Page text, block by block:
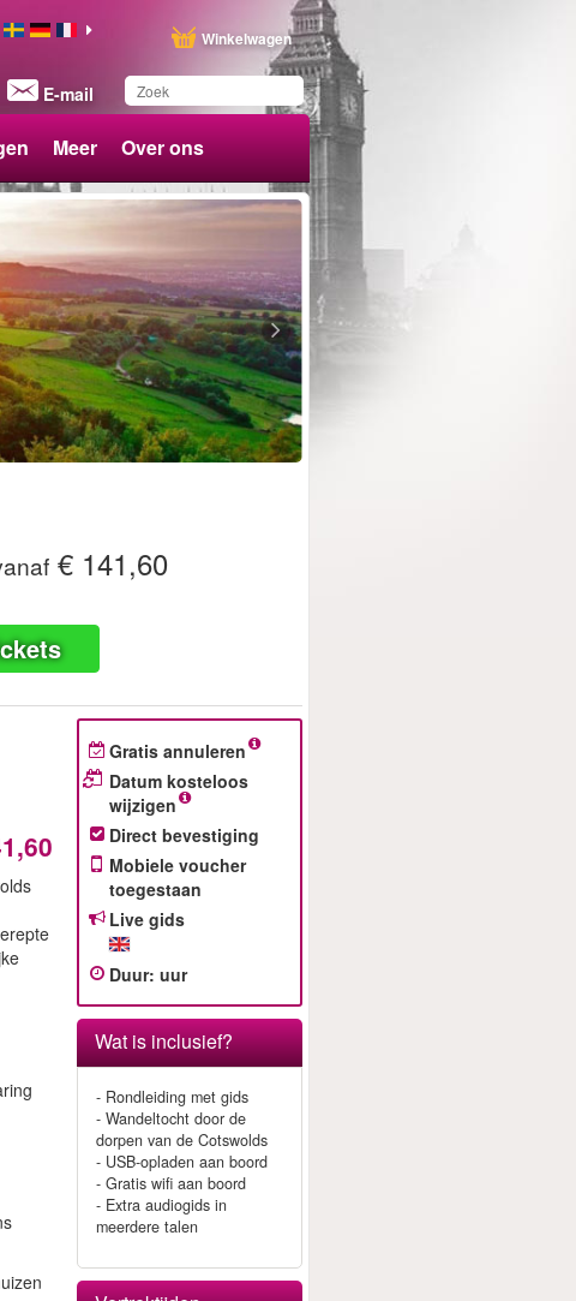
E-mail
Winkelwagen
Meer Over ons
Dit product is
wensenlijst.
€ 141,60
Gratis annuleren
Datum kosteloos
wijzigen
Direct bevestiging
Mobiele voucher
toegestaan
Live gids
Duur: uur
Wat is inclusief?
- Rondleiding met gids
- Wandeltocht door de
dorpen van de Cotswolds
- USB-opladen aan boord
- Gratis wifi aan boord
- Extra audiogids in
meerdere talen